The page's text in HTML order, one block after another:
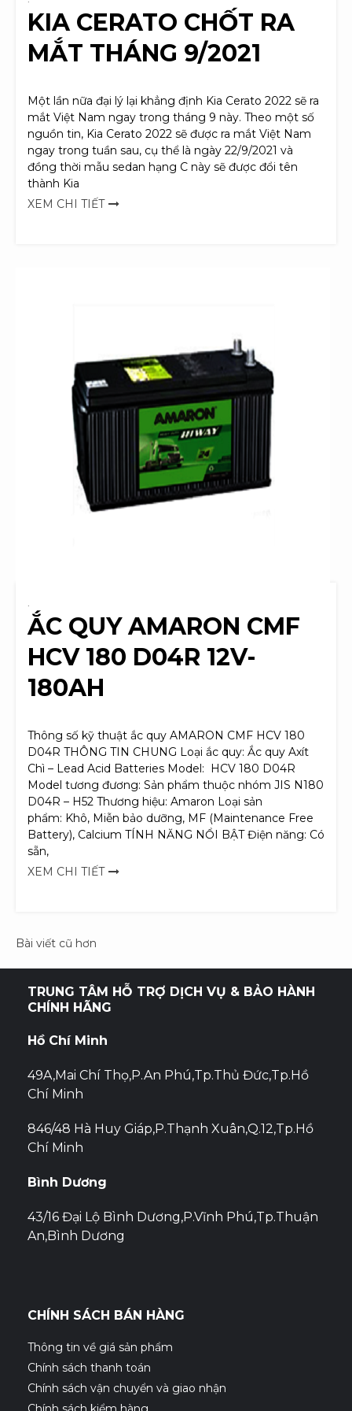
KIA CERATO CHỐT RA
MẮT THÁNG 9/2021
Một lần nữa đại lý lại khẳng định Kia Cerato 2022 sẽ ra
mắt Việt Nam ngay trong tháng 9 này. Theo một số
nguồn tin, Kia Cerato 2022 sẽ được ra mắt Việt Nam
ngay trong tuần sau, cụ thể là ngày 22/9/2021 và
đồng thời mẫu sedan hạng C này sẽ được đổi tên
thành Kia
XEM CHI TIẾT
ẮC QUY AMARON CMF
HCV 180 D04R 12V-
180AH
Thông số kỹ thuật ắc quy AMARON CMF HCV 180
D04R THÔNG TIN CHUNG Loại ắc quy: Ắc quy Axít
Chì – Lead Acid Batteries Model: HCV 180 D04R
Model tương đương: Sản phẩm thuộc nhóm JIS N180
D04R – H52 Thương hiệu: Amaron Loại sản
phẩm: Khô, Miễn bảo dưỡng, MF (Maintenance Free
Battery), Calcium TÍNH NĂNG NỔI BẬT Điện năng: Có
sẵn,
XEM CHI TIẾT
Điều
hướng
bài
viết
Bài viết cũ hơn
TRUNG TÂM HỖ TRỢ DỊCH VỤ & BẢO HÀNH
CHÍNH HÃNG
Hồ Chí Minh
49A,Mai Chí Thọ,P.An Phú,Tp.Thủ Đức,Tp.Hồ
Chí Minh
846/48 Hà Huy Giáp,P.Thạnh Xuân,Q.12,Tp.Hồ
Chí Minh
Bình Dương
43/16 Đại Lộ Bình Dương,P.Vĩnh Phú,Tp.Thuận
An,Bình Dương
CHÍNH SÁCH BÁN HÀNG
Thông tin về giá sản phẩm
Chính sách thanh toán
Chính sách vận chuyển và giao nhận